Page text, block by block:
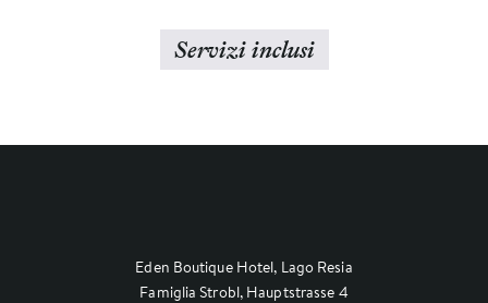
Servizi inclusi
Eden Boutique Hotel, Lago Resia
Famiglia Strobl, Hauptstrasse 4